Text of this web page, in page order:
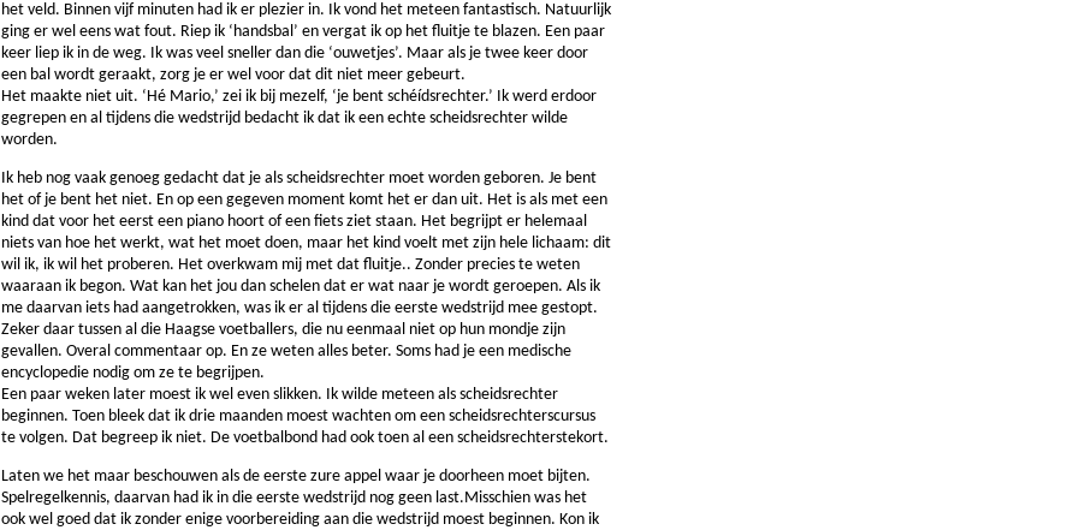
het veld. Binnen vijf minuten had ik er plezier in. Ik vond het meteen fantastisch. Natuurlijk
ging er wel eens wat fout. Riep ik ‘handsbal’ en vergat ik op het ﬂuitje te blazen. Een paar
keer liep ik in de weg. Ik was veel sneller dan die ‘ouwetjes’. Maar als je twee keer door
een bal wordt geraakt, zorg je er wel voor dat dit niet meer gebeurt.
Het maakte niet uit. ‘Hé Mario,’ zei ik bij mezelf, ‘je bent schéídsrechter.’ Ik werd erdoor
gegrepen en al tijdens die wedstrijd bedacht ik dat ik een echte scheidsrechter wilde
worden.
Ik heb nog vaak genoeg gedacht dat je als scheidsrechter moet worden geboren. Je bent
het of je bent het niet. En op een gegeven moment komt het er dan uit. Het is als met een
kind dat voor het eerst een piano hoort of een ﬁets ziet staan. Het begrijpt er helemaal
niets van hoe het werkt, wat het moet doen, maar het kind voelt met zijn hele lichaam: dit
wil ik, ik wil het proberen. Het overkwam mij met dat ﬂuitje.. Zonder precies te weten
waaraan ik begon. Wat kan het jou dan schelen dat er wat naar je wordt geroepen. Als ik
me daarvan iets had aangetrokken, was ik er al tijdens die eerste wedstrijd mee gestopt.
Zeker daar tussen al die Haagse voetballers, die nu eenmaal niet op hun mondje zijn
gevallen. Overal commentaar op. En ze weten alles beter. Soms had je een medische
encyclopedie nodig om ze te begrijpen.
Een paar weken later moest ik wel even slikken. Ik wilde meteen als scheidsrechter
beginnen. Toen bleek dat ik drie maanden moest wachten om een scheidsrechterscursus
te volgen. Dat begreep ik niet. De voetbalbond had ook toen al een scheidsrechterstekort.
Laten we het maar beschouwen als de eerste zure appel waar je doorheen moet bijten.
Spelregelkennis, daarvan had ik in die eerste wedstrijd nog geen last.Misschien was het
ook wel goed dat ik zonder enige voorbereiding aan die wedstrijd moest beginnen. Kon ik